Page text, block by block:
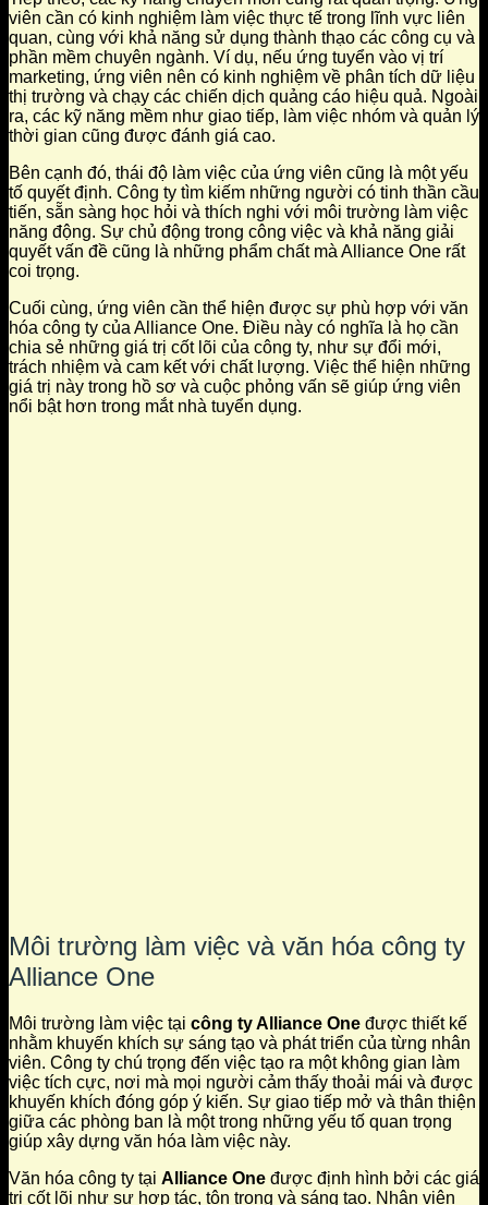
viên cần có kinh nghiệm làm việc thực tế trong lĩnh vực liên
quan, cùng với khả năng sử dụng thành thạo các công cụ và
phần mềm chuyên ngành. Ví dụ, nếu ứng tuyển vào vị trí
marketing, ứng viên nên có kinh nghiệm về phân tích dữ liệu
thị trường và chạy các chiến dịch quảng cáo hiệu quả. Ngoài
ra, các kỹ năng mềm như giao tiếp, làm việc nhóm và quản lý
thời gian cũng được đánh giá cao.
Bên cạnh đó, thái độ làm việc của ứng viên cũng là một yếu
tố quyết định. Công ty tìm kiếm những người có tinh thần cầu
tiến, sẵn sàng học hỏi và thích nghi với môi trường làm việc
năng động. Sự chủ động trong công việc và khả năng giải
quyết vấn đề cũng là những phẩm chất mà Alliance One rất
coi trọng.
Cuối cùng, ứng viên cần thể hiện được sự phù hợp với văn
hóa công ty của Alliance One. Điều này có nghĩa là họ cần
chia sẻ những giá trị cốt lõi của công ty, như sự đổi mới,
trách nhiệm và cam kết với chất lượng. Việc thể hiện những
giá trị này trong hồ sơ và cuộc phỏng vấn sẽ giúp ứng viên
nổi bật hơn trong mắt nhà tuyển dụng.
Môi trường làm việc và văn hóa công ty
Alliance One
Môi trường làm việc tại công ty Alliance One được thiết kế
nhằm khuyến khích sự sáng tạo và phát triển của từng nhân
viên. Công ty chú trọng đến việc tạo ra một không gian làm
việc tích cực, nơi mà mọi người cảm thấy thoải mái và được
khuyến khích đóng góp ý kiến. Sự giao tiếp mở và thân thiện
giữa các phòng ban là một trong những yếu tố quan trọng
giúp xây dựng văn hóa làm việc này.
Văn hóa công ty tại Alliance One được định hình bởi các giá
trị cốt lõi như sự hợp tác, tôn trọng và sáng tạo. Nhân viên